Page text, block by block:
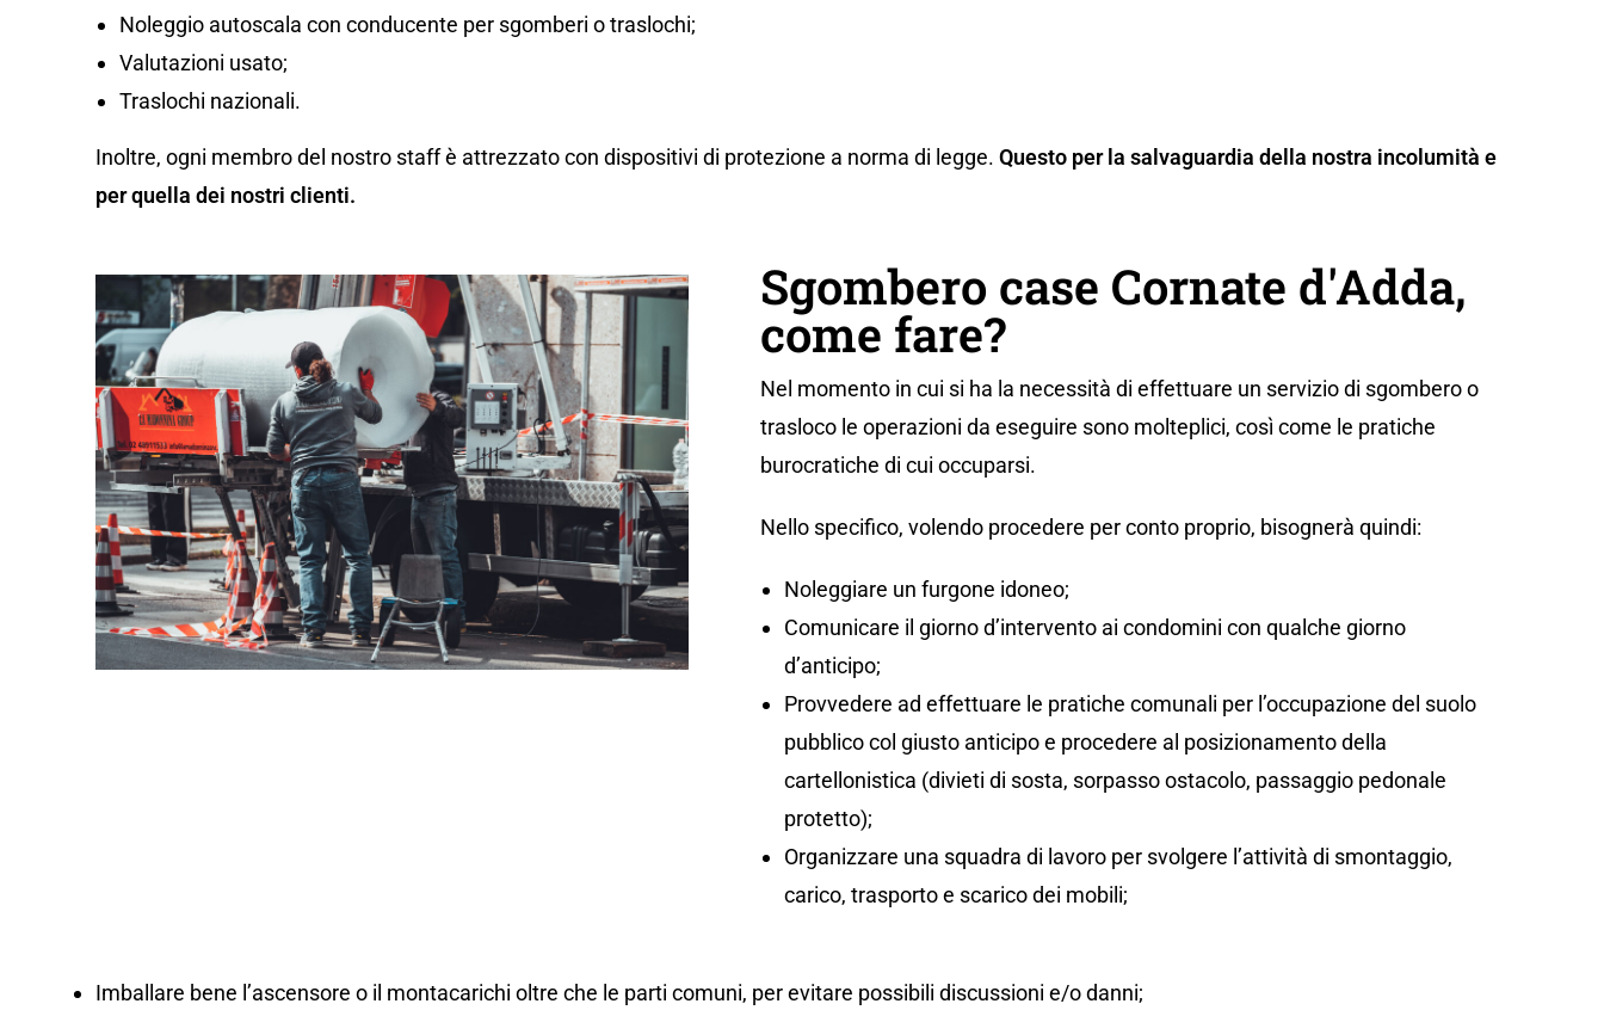
Noleggio autoscala con conducente per sgomberi o traslochi;
Valutazioni usato;
Traslochi nazionali.
Inoltre, ogni membro del nostro staff è attrezzato con dispositivi di protezione a norma di legge. Questo per la salvaguardia della nostra incolumità e
per quella dei nostri clienti.
Sgombero case Cornate d'Adda,
come fare?
Nel momento in cui si ha la necessità di effettuare un servizio di sgombero o
trasloco le operazioni da eseguire sono molteplici, così come le pratiche
burocratiche di cui occuparsi.
Nello specifico, volendo procedere per conto proprio, bisognerà quindi:
Noleggiare un furgone idoneo;
Comunicare il giorno d’intervento ai condomini con qualche giorno
d’anticipo;
Provvedere ad effettuare le pratiche comunali per l’occupazione del suolo
pubblico col giusto anticipo e procedere al posizionamento della
cartellonistica (divieti di sosta, sorpasso ostacolo, passaggio pedonale
protetto);
Organizzare una squadra di lavoro per svolgere l’attività di smontaggio,
carico, trasporto e scarico dei mobili;
Imballare bene l’ascensore o il montacarichi oltre che le parti comuni, per evitare possibili discussioni e/o danni;